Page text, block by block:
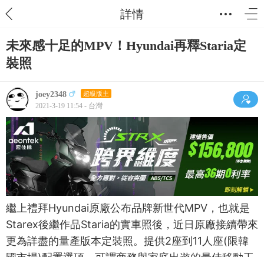
詳情
未來感十足的MPV！Hyundai再釋Staria定
裝照
joey2348 超級版主
2021-3-19 11:54 - 台灣
繼上禮拜Hyundai原廠公布品牌新世代MPV，也就是
Starex後繼作品Staria的實車照後，近日原廠接續帶來
更為詳盡的量產版本定裝照。提供2座到11人座(限韓